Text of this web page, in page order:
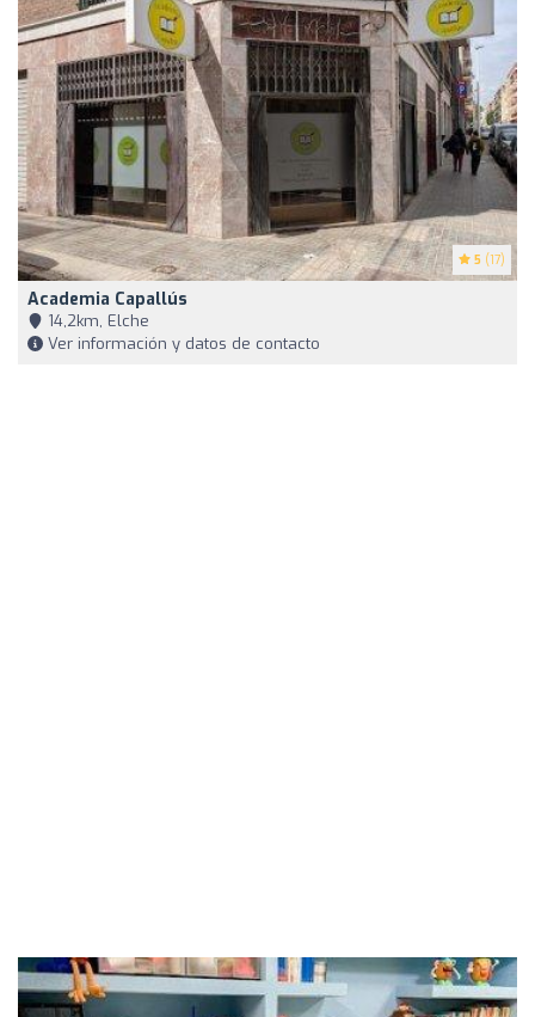
5 (17)
Academia Capallús
14,2km, Elche
Ver información y datos de contacto